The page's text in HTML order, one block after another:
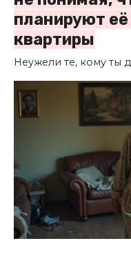
планируют
квартиры
Неужели те, кому ты